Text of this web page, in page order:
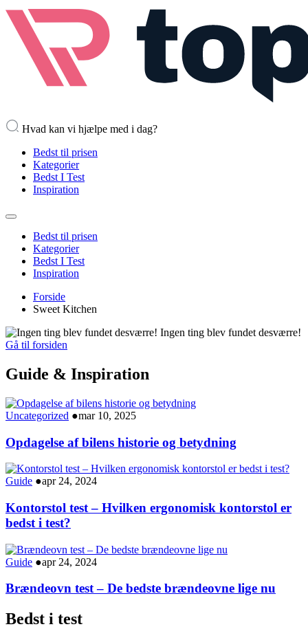
Hvad kan vi hjælpe med i dag?
Bedst til prisen
Kategorier
Bedst I Test
Inspiration
Bedst til prisen
Kategorier
Bedst I Test
Inspiration
Forside
Sweet Kitchen
Ingen ting blev fundet desværre!
Gå til forsiden
Guide & Inspiration
Uncategorized ●mar 10, 2025
Opdagelse af bilens historie og betydning
Guide ●apr 24, 2024
Kontorstol test – Hvilken ergonomisk kontorstol er
bedst i test?
Guide ●apr 24, 2024
Brændeovn test – De bedste brændeovne lige nu
Bedst i test